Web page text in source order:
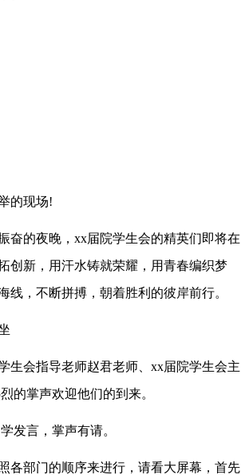
的现场!
奋的夜晚，xx届院学生会的精英们即将在
创新，用汗水铸就荣耀，用青春编织梦
，不断拼搏，朝着胜利的彼岸前行。
生会指导老师赵君老师、xx届院学生会主
的掌声欢迎他们的到来。
发言，掌声有请。
各部门的顺序来进行，请看大屏幕，首先